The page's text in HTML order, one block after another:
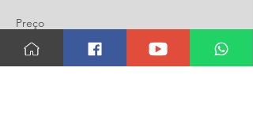
Preço
R$ 150,00